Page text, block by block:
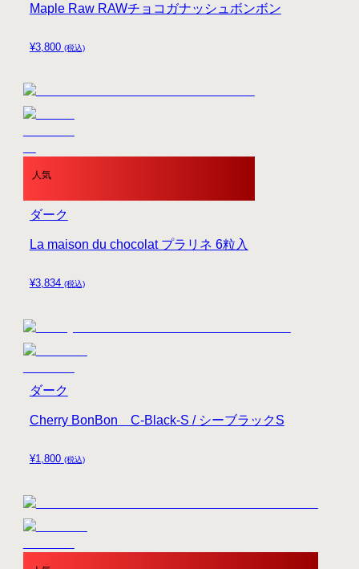
¥3,800 (税込)
Maple Raw RAWチョコガナッシュボンボン
人気
¥3,834 (税込)
La maison du chocolat プラリネ 6粒入
ダーク
¥1,800 (税込)
Cherry BonBon C-Black-S / シーブラックS
ダーク